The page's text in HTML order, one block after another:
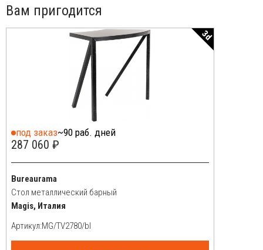
Вам пригодится
3d
под заказ~90 раб. дней
287 060 ₽
Bureaurama
Стол металлический барный
Magis, Италия
Артикул: